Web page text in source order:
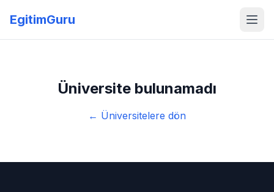
EgitimGuru
Üniversite bulunamadı
← Üniversitelere dön